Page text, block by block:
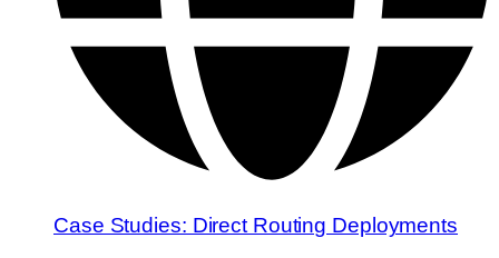
Case Studies: Direct Routing Deployments